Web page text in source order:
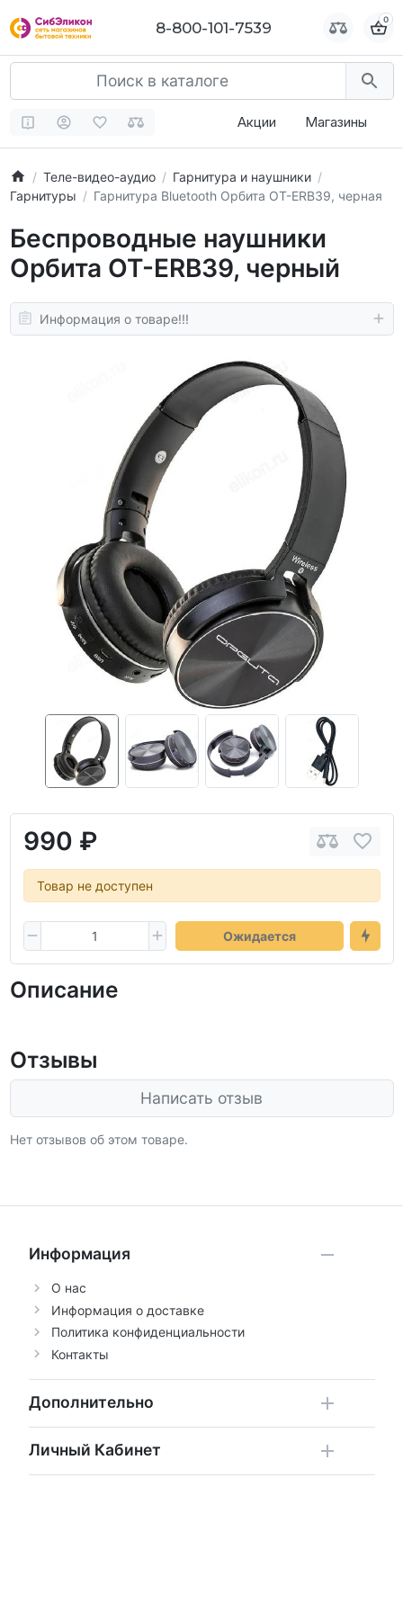
8-800-101-7539 0
Акции Магазины
Теле-видео-аудио
Гарнитура и наушники
Гарнитуры
Гарнитура Bluetooth Орбита OT-ERB39, черная
Беспроводные наушники
Орбита OT-ERB39, черный
Информация о товаре!!!
990 ₽
Товар не доступен
Ожидается
Описание
Отзывы
Написать отзыв
Нет отзывов об этом товаре.
Информация
О нас
Информация о доставке
Политика конфиденциальности
Контакты
Дополнительно
Личный Кабинет
8-800-101-7539 0